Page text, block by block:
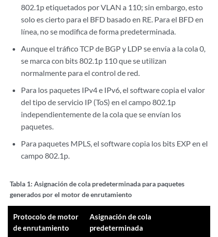
802.1p etiquetados por VLAN a 110; sin embargo, esto
solo es cierto para el BFD basado en RE. Para el BFD en
línea, no se modifica de forma predeterminada.
Aunque el tráfico TCP de BGP y LDP se envía a la cola 0,
se marca con bits 802.1p 110 que se utilizan
normalmente para el control de red.
Para los paquetes IPv4 e IPv6, el software copia el valor
del tipo de servicio IP (ToS) en el campo 802.1p
independientemente de la cola que se envían los
paquetes.
Para paquetes MPLS, el software copia los bits EXP en el
campo 802.1p.
Tabla 1: Asignación de cola predeterminada para paquetes
generados por el motor de enrutamiento
Protocolo de motor
de enrutamiento
Asignación de cola
predeterminada